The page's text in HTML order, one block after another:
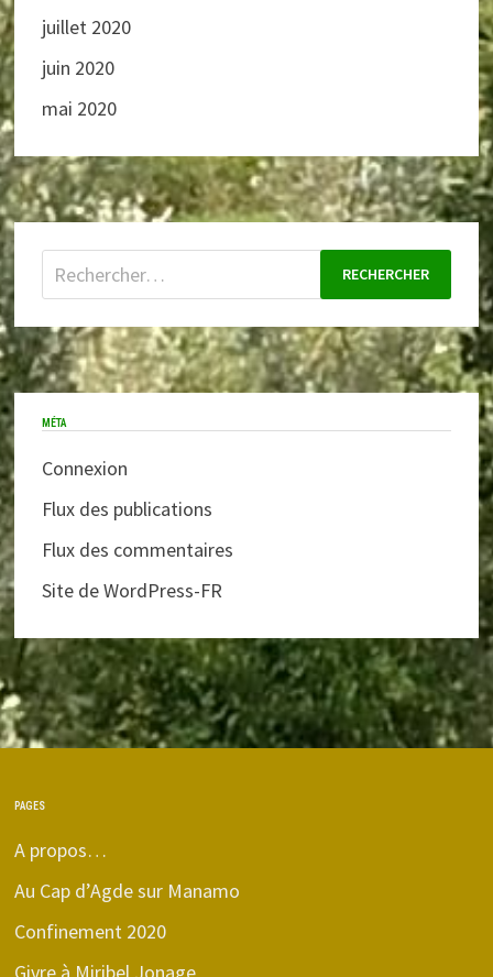
juillet 2020
juin 2020
mai 2020
Rechercher :
MÉTA
Connexion
Flux des publications
Flux des commentaires
Site de WordPress-FR
PAGES
A propos…
Au Cap d’Agde sur Manamo
Confinement 2020
Givre à Miribel Jonage